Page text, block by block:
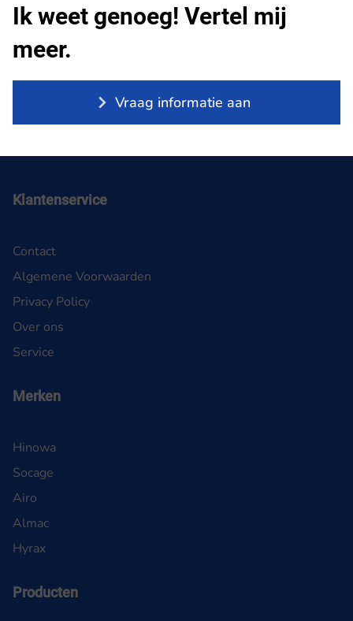
Ik weet genoeg! Vertel mij
meer.
Vraag informatie aan
Klantenservice
Contact
Algemene Voorwaarden
Privacy Policy
Over ons
Service
Merken
Hinowa
Socage
Airo
Almac
Hyrax
Producten